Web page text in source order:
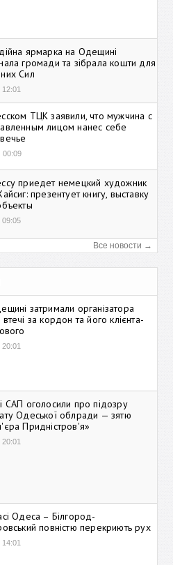
ярмарка на Одещині
громади та зібрала кошти для
Сил
ТЦК заявили, что мужчина с
лицом нанес себе
00:09
приедет немецкий художник
презентует книгу, выставку
09:05
Все новости →
затримали організатора
за кордон та його клієнта-
САП оголосили про підозру
Одеської облради — зятю
Придністров'я»
Одеса – Білгород-
повністю перекриють рух